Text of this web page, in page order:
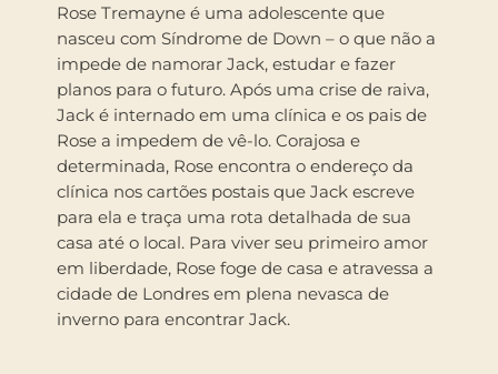
Rose Tremayne é uma adolescente que
nasceu com Síndrome de Down – o que não a
impede de namorar Jack, estudar e fazer
planos para o futuro. Após uma crise de raiva,
Jack é internado em uma clínica e os pais de
Rose a impedem de vê-lo. Corajosa e
determinada, Rose encontra o endereço da
clínica nos cartões postais que Jack escreve
para ela e traça uma rota detalhada de sua
casa até o local. Para viver seu primeiro amor
em liberdade, Rose foge de casa e atravessa a
cidade de Londres em plena nevasca de
inverno para encontrar Jack.